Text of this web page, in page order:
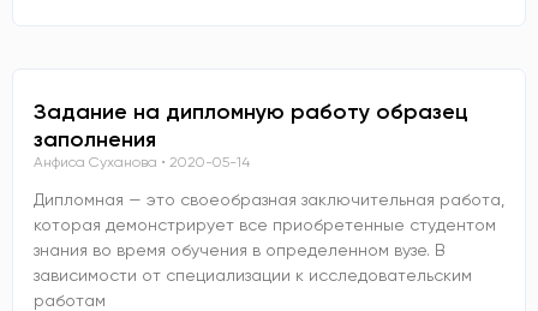
Задание на дипломную работу образец
заполнения
Анфиса Суханова 2020-05-14
Дипломная — это своеобразная заключительная работа,
которая демонстрирует все приобретенные студентом
знания во время обучения в определенном вузе. В
зависимости от специализации к исследовательским
работам